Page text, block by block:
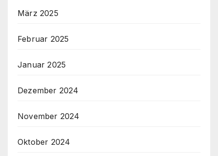
März 2025
Februar 2025
Januar 2025
Dezember 2024
November 2024
Oktober 2024